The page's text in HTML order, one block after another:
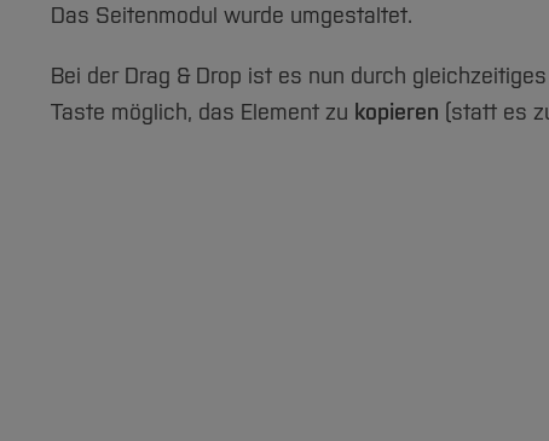
Das Seitenmodul wurde umgestaltet.
Bei der Drag & Drop ist es nun durch gleichzeitiges
Taste möglich, das Element zu kopieren (statt es